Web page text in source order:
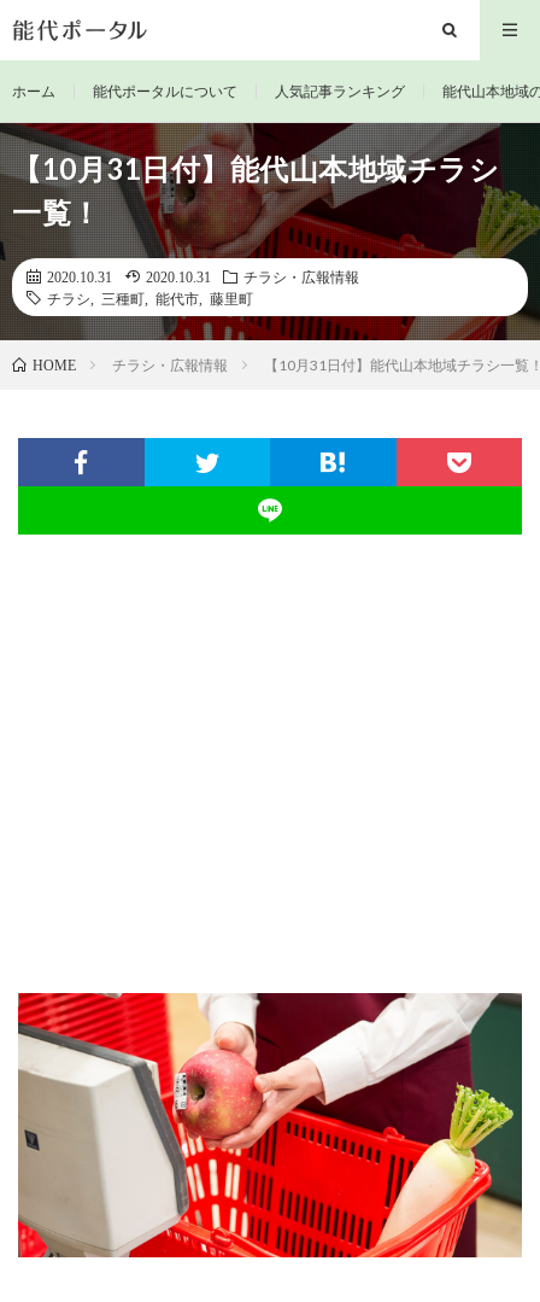
ホーム 能代ポータルについて 人気記事ランキング 能代山本地域
【10月31日付】能代山本地域チラシ
一覧！
2020.10.31 2020.10.31
チラシ・広報情報
チラシ
三種町 能代市 藤里町
HOME チラシ・広報情報 【10月31日付】能代山本地域チラシ一覧